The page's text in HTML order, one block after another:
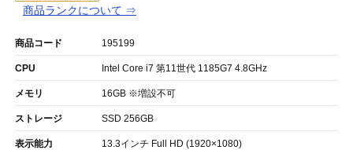
商品ランクについて ⇒
商品コード 195199
CPU Intel Core i7 第11世代 1185G7 4.8GHz
メモリ 16GB ※増設不可
ストレージ SSD 256GB
表示能力 13.3インチ Full HD (1920×1080)